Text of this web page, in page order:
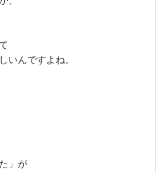
いんですよね。
」が